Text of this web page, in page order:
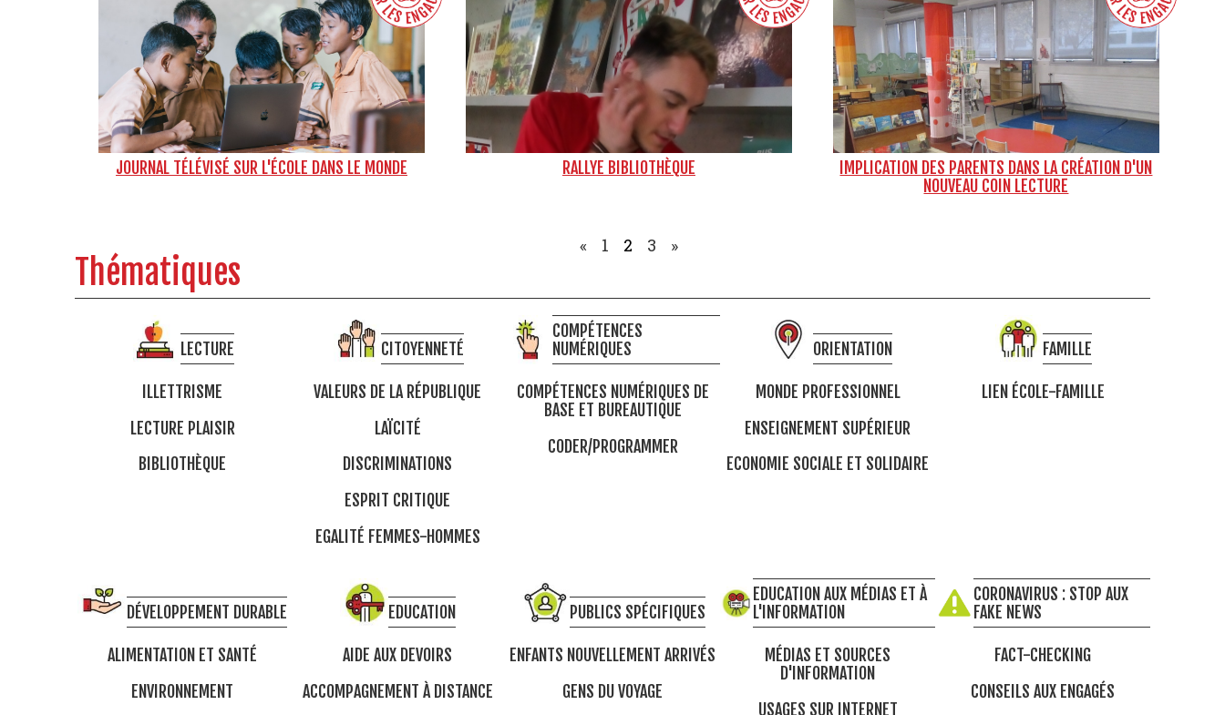
JOURNAL TÉLÉVISÉ SUR L'ÉCOLE DANS LE MONDE RALLYE BIBLIOTHÈQUE
IMPLICATION DES PARENTS DANS LA CRÉATION D'UN
NOUVEAU COIN LECTURE
« 1 2 3 »
Thématiques
LECTURE
ILLETTRISME
LECTURE PLAISIR
BIBLIOTHÈQUE
CITOYENNETÉ
VALEURS DE LA RÉPUBLIQUE
LAÏCITÉ
DISCRIMINATIONS
ESPRIT CRITIQUE
EGALITÉ FEMMES-HOMMES
COMPÉTENCES
NUMÉRIQUES
COMPÉTENCES NUMÉRIQUES DE
BASE ET BUREAUTIQUE
CODER/PROGRAMMER
ORIENTATION
MONDE PROFESSIONNEL
ENSEIGNEMENT SUPÉRIEUR
ECONOMIE SOCIALE ET SOLIDAIRE
FAMILLE
LIEN ÉCOLE-FAMILLE
DÉVELOPPEMENT DURABLE
ALIMENTATION ET SANTÉ
ENVIRONNEMENT
EDUCATION
AIDE AUX DEVOIRS
ACCOMPAGNEMENT À DISTANCE
PUBLICS SPÉCIFIQUES
ENFANTS NOUVELLEMENT ARRIVÉS
GENS DU VOYAGE
EDUCATION AUX MÉDIAS ET À
L'INFORMATION
MÉDIAS ET SOURCES
D'INFORMATION
USAGES SUR INTERNET
CORONAVIRUS : STOP AUX
FAKE NEWS
FACT-CHECKING
CONSEILS AUX ENGAGÉS